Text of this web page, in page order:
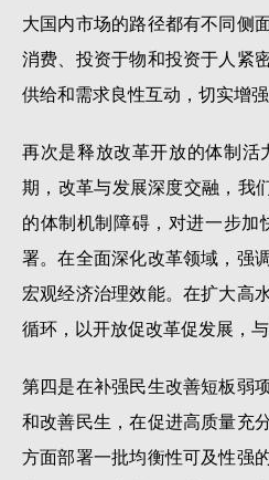
大国内市场的路径都有不同侧
消费、投资于物和投资于人紧
供给和需求良性互动，切实增
再次是释放改革开放的体制活
期，改革与发展深度交融，我
的体制机制障碍，对进一步
署。在全面深化改革领域，强
宏观经济治理效能。在扩大高
循环，以开放促改革促发展，
第四是在补强民生改善短板弱
和改善民生，在促进高质量充
方面部署一批均衡性可及性强